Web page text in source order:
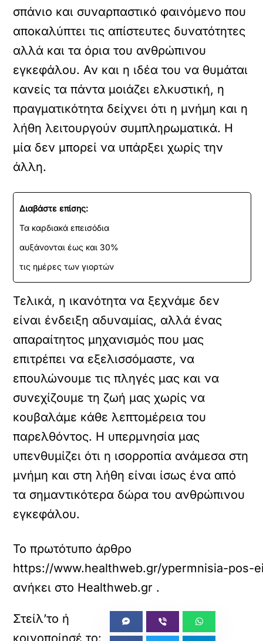
σπάνιο και συναρπαστικό φαινόμενο που
αποκαλύπτει τις απίστευτες δυνατότητες
αλλά και τα όρια του ανθρώπινου
εγκεφάλου. Αν και η ιδέα του να θυμάται
κανείς τα πάντα μοιάζει ελκυστική, η
πραγματικότητα δείχνει ότι η μνήμη και η
λήθη λειτουργούν συμπληρωματικά. Η
μία δεν μπορεί να υπάρξει χωρίς την
άλλη.
Διαβάστε επίσης:
Τα καρδιακά επεισόδια
αυξάνονται έως και 30%
τις ημέρες των γιορτών
Τελικά, η ικανότητα να ξεχνάμε δεν
είναι ένδειξη αδυναμίας, αλλά ένας
απαραίτητος μηχανισμός που μας
επιτρέπει να εξελισσόμαστε, να
επουλώνουμε τις πληγές μας και να
συνεχίζουμε τη ζωή μας χωρίς να
κουβαλάμε κάθε λεπτομέρεια του
παρελθόντος. Η υπερμνησία μας
υπενθυμίζει ότι η ισορροπία ανάμεσα στη
μνήμη και στη λήθη είναι ίσως ένα από
τα σημαντικότερα δώρα του ανθρώπινου
εγκεφάλου.
Το πρωτότυπο άρθρο
https://www.healthweb.gr/ypermnisia-pos-
ανήκει στο Healthweb.gr .